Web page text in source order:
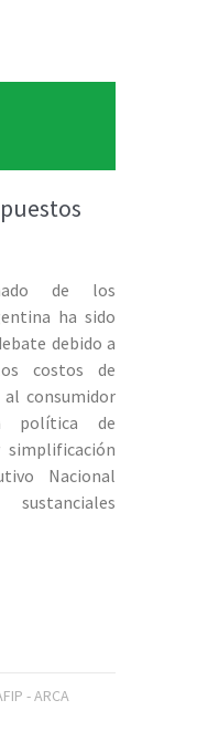
de los
ha sido
debido a
costos de
consumidor
política de
simplificación
Nacional
- ARCA